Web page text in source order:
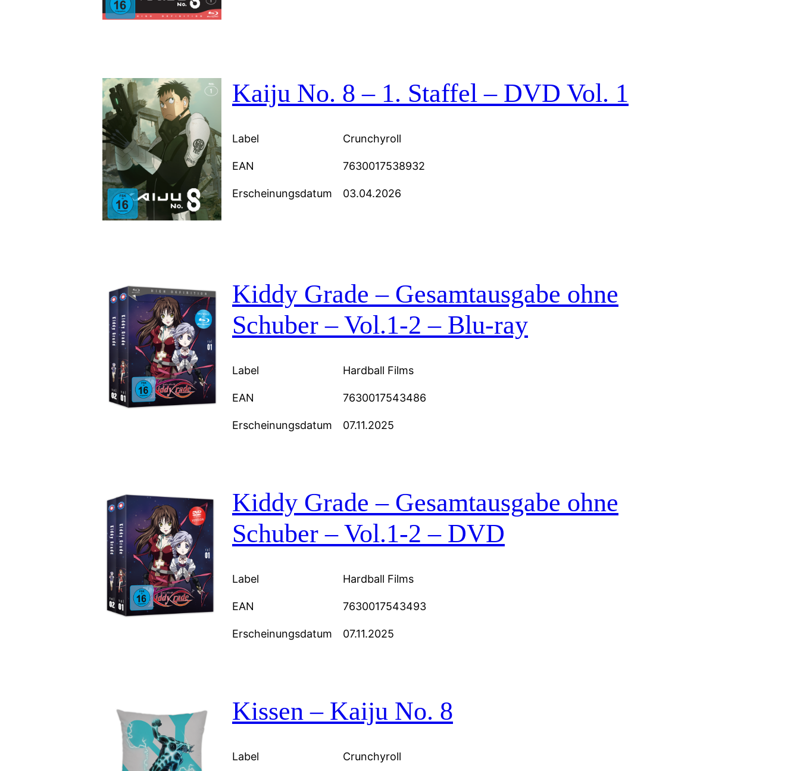
Kaiju No. 8 – 1. Staffel – DVD Vol. 1
Label Crunchyroll
EAN 7630017538932
Erscheinungsdatum 03.04.2026
Kiddy Grade – Gesamtausgabe ohne
Schuber – Vol.1-2 – Blu-ray
Label Hardball Films
EAN 7630017543486
Erscheinungsdatum 07.11.2025
Kiddy Grade – Gesamtausgabe ohne
Schuber – Vol.1-2 – DVD
Label Hardball Films
EAN 7630017543493
Erscheinungsdatum 07.11.2025
Kissen – Kaiju No. 8
Label Crunchyroll